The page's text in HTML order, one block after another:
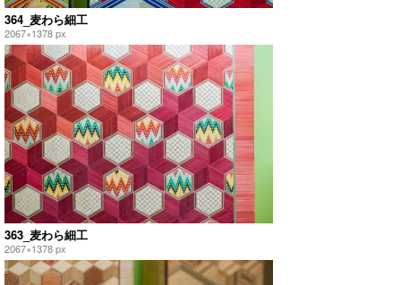
364_麦わら細工
2067×1378 px
363_麦わら細工
2067×1378 px